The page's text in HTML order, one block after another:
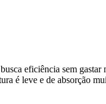
eficiência sem
é leve e de